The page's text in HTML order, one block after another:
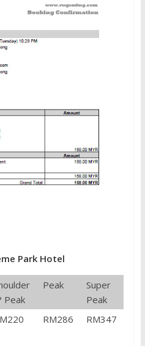
Park Hotel
Peak
Peak
Super
Peak
RM286 RM347